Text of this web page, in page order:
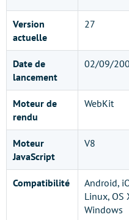
Version
actuelle
27
Date de
lancement
02/09/
Moteur de
rendu
WebKit
Moteur
JavaScript
V8
Compatibilité
Android,
Linux, OS
Windows